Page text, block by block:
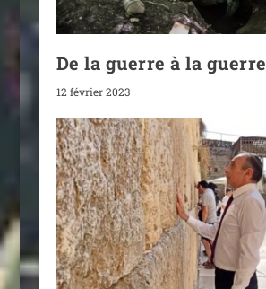
De la guerre à la guerre
12 février 2023